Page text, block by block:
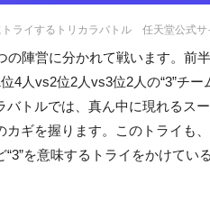
ライするトリカラバトル 任天堂公式サ
陣営に分かれて戦います。前
4人vs2位2人vs3位2人の“3”チー
トルでは、真ん中に現れるス
ギを握ります。このトライも
を意味するトライをかけてい